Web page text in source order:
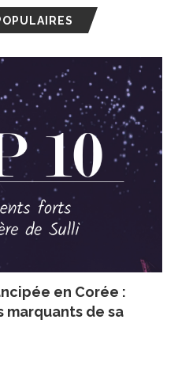
en Corée :
marquants de sa